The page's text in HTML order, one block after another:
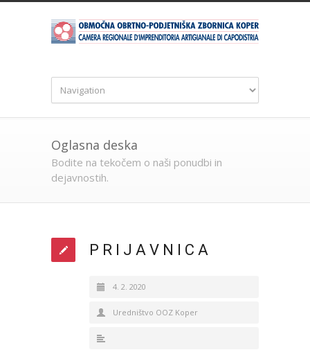
Oglasna deska
Bodite na tekočem o naši ponudbi in
dejavnostih.
P R I J A V N I C A
4. 2. 2020
Uredništvo OOZ Koper